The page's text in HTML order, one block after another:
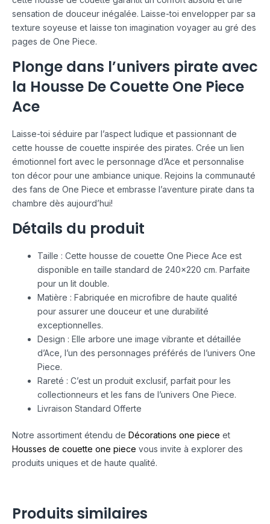
sensation de douceur inégalée. Laisse-toi envelopper par sa
texture soyeuse et laisse ton imagination voyager au gré des
pages de One Piece.
Plonge dans l’univers pirate avec
la Housse De Couette One Piece
Ace
Laisse-toi séduire par l’aspect ludique et passionnant de
cette housse de couette inspirée des pirates. Crée un lien
émotionnel fort avec le personnage d’Ace et personnalise
ton décor pour une ambiance unique. Rejoins la communauté
des fans de One Piece et embrasse l’aventure pirate dans ta
chambre dès aujourd’hui!
Détails du produit
Taille : Cette housse de couette One Piece Ace est
disponible en taille standard de 240×220 cm. Parfaite
pour un lit double.
Matière : Fabriquée en microfibre de haute qualité
pour assurer une douceur et une durabilité
exceptionnelles.
Design : Elle arbore une image vibrante et détaillée
d’Ace, l’un des personnages préférés de l’univers One
Piece.
Rareté : C’est un produit exclusif, parfait pour les
collectionneurs et les fans de l’univers One Piece.
Livraison Standard Offerte
Notre assortiment étendu de Décorations one piece et
Housses de couette one piece vous invite à explorer des
produits uniques et de haute qualité.
Produits similaires